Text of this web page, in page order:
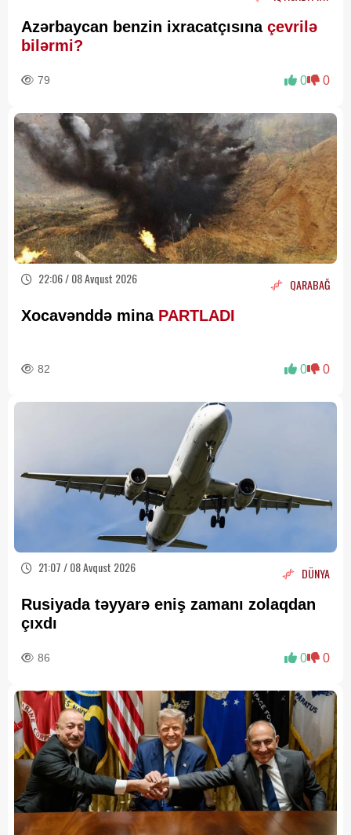
Azərbaycan benzin ixracatçısınaçevrilə
bilərmi?
79 0 0
22:06 / 08 Avqust 2026 QARABAĞ
Xocavənddə mina PARTLADI
82 0 0
21:07 / 08 Avqust 2026 DÜNYA
Rusiyada təyyarə eniş zamanı zolaqdan
çıxdı
86 0 0